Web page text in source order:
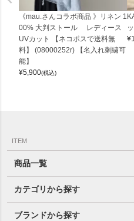
《mau.さんコラボ商品 》リネン 1
00% 大判ストール レディース
UVカット 【ネコポスで送料無
料】 (08000252r) 【名入れ刺繍可
能】
¥5,900(税込)
¥
ITEM
商品一覧
カテゴリから探す
ブランドから探す